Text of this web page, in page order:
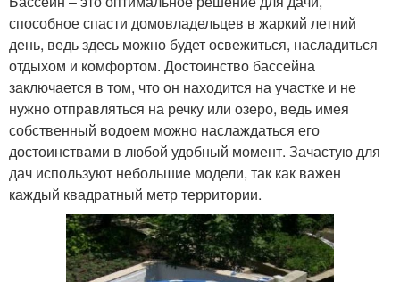
способное спасти домовладельцев в жаркий летний
день, ведь здесь можно будет освежиться, насладиться
отдыхом и комфортом. Достоинство бассейна
заключается в том, что он находится на участке и не
нужно отправляться на речку или озеро, ведь имея
собственный водоем можно наслаждаться его
достоинствами в любой удобный момент. Зачастую для
дач используют небольшие модели, так как важен
каждый квадратный метр территории.